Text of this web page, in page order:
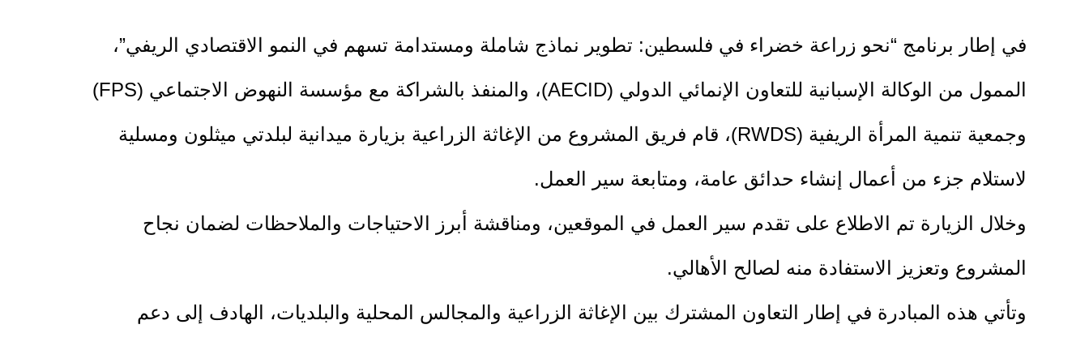
في إطار برنامج “نحو زراعة خضراء في فلسطين: تطوير نماذج شاملة ومستدامة تسهم في النمو الاقتصادي الريفي”،
الممول من الوكالة الإسبانية للتعاون الإنمائي الدولي (AECID)، والمنفذ بالشراكة مع مؤسسة النهوض الاجتماعي (FPS)
وجمعية تنمية المرأة الريفية (RWDS)، قام فريق المشروع من الإغاثة الزراعية بزيارة ميدانية لبلدتي ميثلون ومسلية
لاستلام جزء من أعمال إنشاء حدائق عامة، ومتابعة سير العمل.
وخلال الزيارة تم الاطلاع على تقدم سير العمل في الموقعين، ومناقشة أبرز الاحتياجات والملاحظات لضمان نجاح
المشروع وتعزيز الاستفادة منه لصالح الأهالي.
وتأتي هذه المبادرة في إطار التعاون المشترك بين الإغاثة الزراعية والمجالس المحلية والبلديات، الهادف إلى دعم